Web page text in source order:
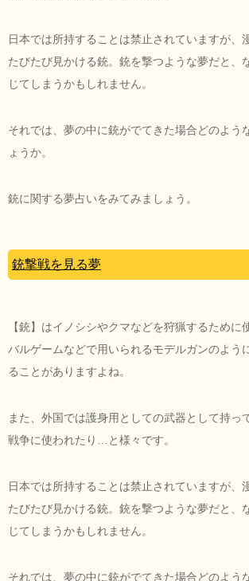
日本では所持することは禁止されていますが、
たびたび見かける銃。銃を撃つような夢だと、
じてしまうかもしれません。
それでは、夢の中に銃がでてきた場合どのよう
ょうか。
銃に関する夢占いをみてみましょう。
銃撃戦を見る夢
【銃】はイノシシやクマなどを狩猟するために
バルゲームなどで用いられるモデルガンのよう
ることがありますよね。
また、外国では護身用としての武器として持っ
戦争に使われたり…と様々です。
日本では所持することは禁止されていますが、
たびたび見かける銃。銃を撃つような夢だと、
じてしまうかもしれません。
それでは、夢の中に銃がでてきた場合どのよう